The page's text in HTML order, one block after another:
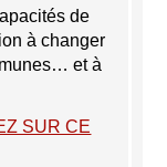
de
à changer
et à
SUR CE